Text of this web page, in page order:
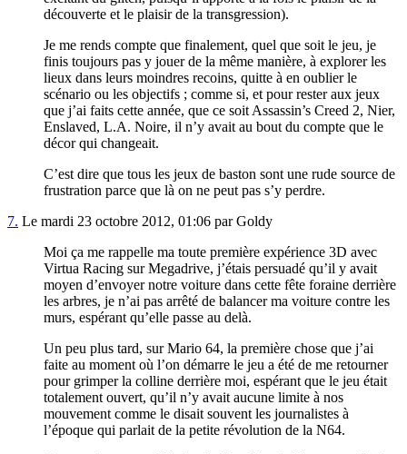
découverte et le plaisir de la transgression).
Je me rends compte que finalement, quel que soit le jeu, je
finis toujours pas y jouer de la même manière, à explorer les
lieux dans leurs moindres recoins, quitte à en oublier le
scénario ou les objectifs ; comme si, et pour rester aux jeux
que j’ai faits cette année, que ce soit Assassin’s Creed 2, Nier,
Enslaved, L.A. Noire, il n’y avait au bout du compte que le
décor qui changeait.
C’est dire que tous les jeux de baston sont une rude source de
frustration parce que là on ne peut pas s’y perdre.
7. Le mardi 23 octobre 2012, 01:06 par Goldy
Moi ça me rappelle ma toute première expérience 3D avec
Virtua Racing sur Megadrive, j’étais persuadé qu’il y avait
moyen d’envoyer notre voiture dans cette fête foraine derrière
les arbres, je n’ai pas arrêté de balancer ma voiture contre les
murs, espérant qu’elle passe au delà.
Un peu plus tard, sur Mario 64, la première chose que j’ai
faite au moment où l’on démarre le jeu a été de me retourner
pour grimper la colline derrière moi, espérant que le jeu était
totalement ouvert, qu’il n’y avait aucune limite à nos
mouvement comme le disait souvent les journalistes à
l’époque qui parlait de la petite révolution de la N64.